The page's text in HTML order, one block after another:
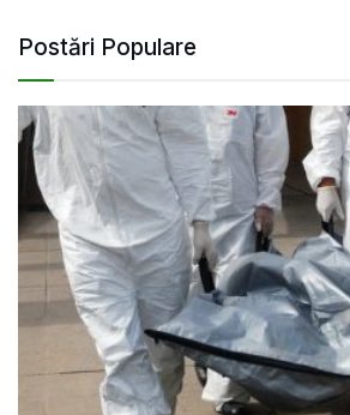
Postări Populare